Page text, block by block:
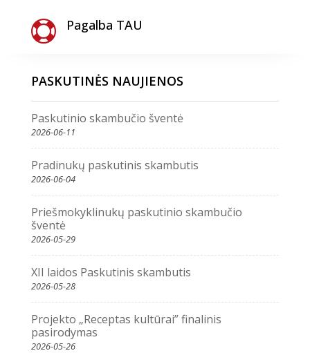
 Pagalba TAU
PASKUTINĖS NAUJIENOS
Paskutinio skambučio šventė
2026-06-11
Pradinukų paskutinis skambutis
2026-06-04
Priešmokyklinukų paskutinio skambučio
šventė
2026-05-29
XII laidos Paskutinis skambutis
2026-05-28
Projekto „Receptas kultūrai” finalinis
pasirodymas
2026-05-26